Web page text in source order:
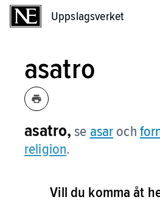
Uppslagsverket
asatro
asatro, se asar och
religion.
Vill du komma åt